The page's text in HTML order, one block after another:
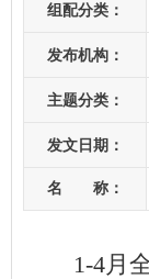
组配分类：
发布机构：
主题分类：
发文日期：
名 称：
1-4月